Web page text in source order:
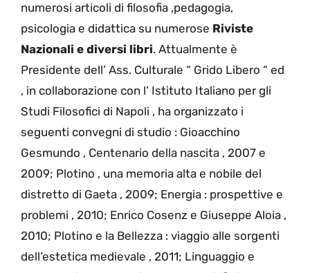
numerosi articoli di filosofia ,pedagogia,
psicologia e didattica su numerose Riviste
Nazionali e diversi libri. Attualmente è
Presidente dell’ Ass. Culturale “ Grido Libero “ ed
, in collaborazione con l’ Istituto Italiano per gli
Studi Filosofici di Napoli , ha organizzato i
seguenti convegni di studio : Gioacchino
Gesmundo , Centenario della nascita , 2007 e
2009; Plotino , una memoria alta e nobile del
distretto di Gaeta , 2009; Energia : prospettive e
problemi , 2010; Enrico Cosenz e Giuseppe Aloia ,
2010; Plotino e la Bellezza : viaggio alle sorgenti
dell’estetica medievale , 2011; Linguaggio e